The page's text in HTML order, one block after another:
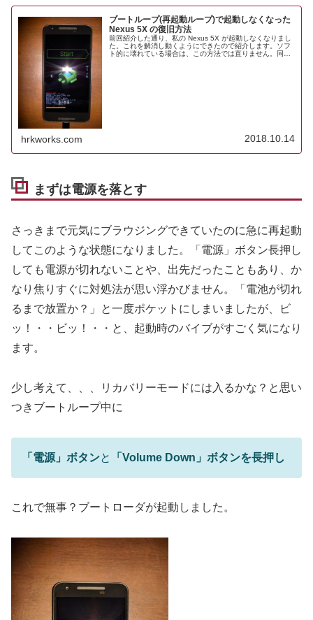
ブートループ(再起動ループ)で起動しなくなった
Nexus 5X の復旧方法
前回紹介した通り、私の Nexus 5X が起動しなくなりまし
た。これを解消し動くようにできたので紹介します。ソフ
ト的に壊れている場合は、この方法では直りません。同じ
hrkworks.com 2018.10.14
まずは電源を落とす
さっきまで元気にブラウジングできていたのに急に再起動
してこのような状態になりました。「電源」ボタン長押し
しても電源が切れないことや、出先だったこともあり、か
なり焦りすぐに対処法が思い浮かびません。「電池が切れ
るまで放置か？」と一度ポケットにしまいましたが、ビ
ッ！・・ビッ！・・と、起動時のバイブがすごく気になり
ます。
少し考えて、、、リカバリーモードには入るかな？と思い
つきブートループ中に
「電源」ボタンと 「Volume Down」ボタンを長押し
これで無事？ブートローダが起動しました。